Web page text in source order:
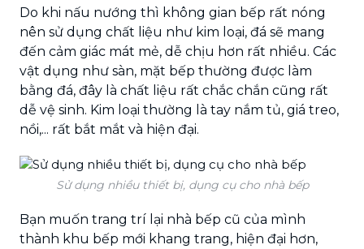
Do khi nấu nướng thì không gian bếp rất nóng
nên sử dụng chất liệu như kim loại, đá sẽ mang
đến cảm giác mát mẻ, dễ chịu hơn rất nhiều. Các
vật dụng như sàn, mặt bếp thường được làm
bằng đá, đây là chất liệu rất chắc chắn cũng rất
dễ vệ sinh. Kim loại thường là tay nắm tủ, giá treo,
nồi,... rất bắt mắt và hiện đại.
Sử dụng nhiều thiết bị, dụng cụ cho nhà bếp
Bạn muốn trang trí lại nhà bếp cũ của mình
thành khu bếp mới khang trang, hiện đại hơn,